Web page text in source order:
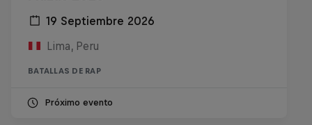
19 Septiembre 2026
Lima, Peru
BATALLAS DE RAP
Próximo evento